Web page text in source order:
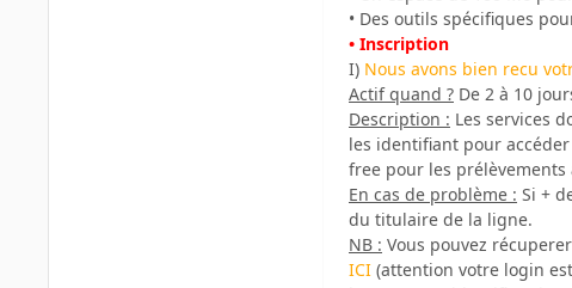
• Des outils spécifiques
• Inscription
I) Nous avons bien recu
Actif quand ? De 2 à 10
Description : Les services
les identifiant pour
free pour les prélèvements
En cas de problème : Si +
du titulaire de la ligne.
NB : Vous pouvez
ICI (attention votre login